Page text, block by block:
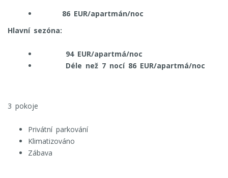
86 EUR/apartmán/noc
Hlavní sezóna:
94 EUR/apartmá/noc
Déle než 7 nocí 86 EUR/apartmá/noc
3 pokoje
Privátní parkování
Klimatizováno
Zábava